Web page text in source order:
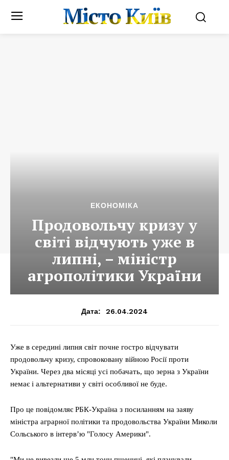
Місто Київ
ЕКОНОМІКА
Продовольчу кризу у
світі відчують уже в
липні, – міністр
агрополітики України
Дата: 26.04.2024
Уже в середині липня світ почне гостро відчувати
продовольчу кризу, спровоковану війною Росії проти
України. Через два місяці усі побачать, що зерна з України
немає і альтернативи у світі особливої не буде.
Про це повідомляє РБК-Україна з посиланням на заяву
міністра аграрної політики та продовольства України Миколи
Сольського в інтерв’ю "Голосу Америки".